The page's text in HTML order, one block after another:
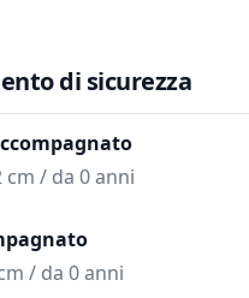
di sicurezza
cm / da 0 anni
/ da 0 anni